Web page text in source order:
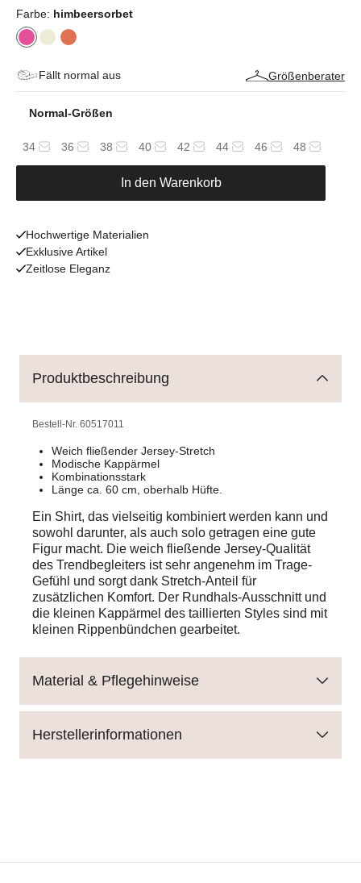
Farbe: himbeersorbet
Fällt normal aus Größenberater
Normal-Größen
34 36 38 40 42 44 46 48
In den Warenkorb
Hochwertige Materialien
Exklusive Artikel
Zeitlose Eleganz
Produktbeschreibung
Bestell-Nr. 60517011
Weich fließender Jersey-Stretch
Modische Kappärmel
Kombinationsstark
Länge ca. 60 cm, oberhalb Hüfte.
Ein Shirt, das vielseitig kombiniert werden kann und
sowohl darunter, als auch solo getragen eine gute
Figur macht. Die weich fließende Jersey-Qualität
des Trendbegleiters ist sehr angenehm im Trage-
Gefühl und sorgt dank Stretch-Anteil für
zusätzlichen Komfort. Der Rundhals-Ausschnitt und
die kleinen Kappärmel des taillierten Styles sind mit
kleinen Rippenbündchen gearbeitet.
Material & Pflegehinweise
Herstellerinformationen